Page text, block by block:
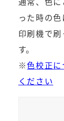
った時の
印刷機で
す。
※色校正
ください